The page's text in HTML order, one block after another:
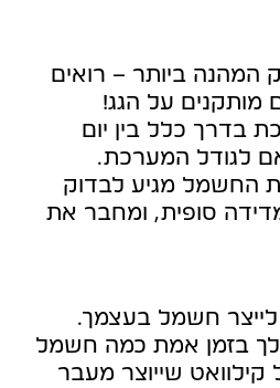
ביותר – רואים
מותקנים על הגג!
בדרך כלל בין יום
לגודל המערכת.
החשמל מגיע לבדוק
סופית, ומחבר את
חשמל בעצמך.
לך בזמן אמת כמה חשמל
קילוואט שייוצר מעבר